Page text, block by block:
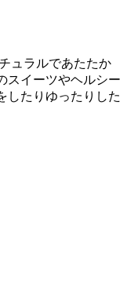
ュラルであたたか
スイーツやヘルシー
したりゆったりした